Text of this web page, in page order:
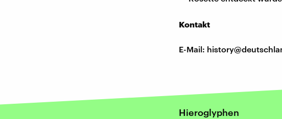
Kontakt
E-Mail:
Hieroglyphen